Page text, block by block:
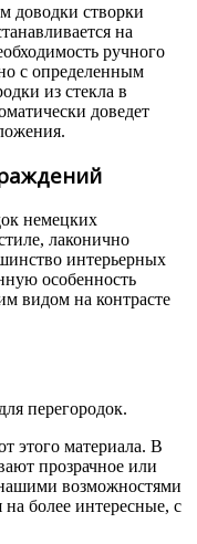
доводки створки
на
ручного
с определенным
из стекла в
доведет
немецких
лаконично
интерьерных
особенность
видом на контрасте
перегородок.
этого материала. В
прозрачное или
возможностями
на более интересные, с